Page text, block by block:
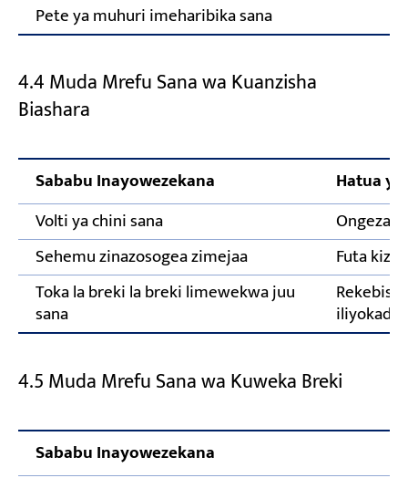
Pete ya muhuri imeharibika sana
4.4 Muda Mrefu Sana wa Kuanzisha
Biashara
Sababu Inayowezekana
Hatua
Volti ya chini sana
Ongeza
Sehemu zinazosogea zimejaa
Futa
Toka la breki la breki limewekwa juu
sana
4.5 Muda Mrefu Sana wa Kuweka Breki
Sababu Inayowezekana